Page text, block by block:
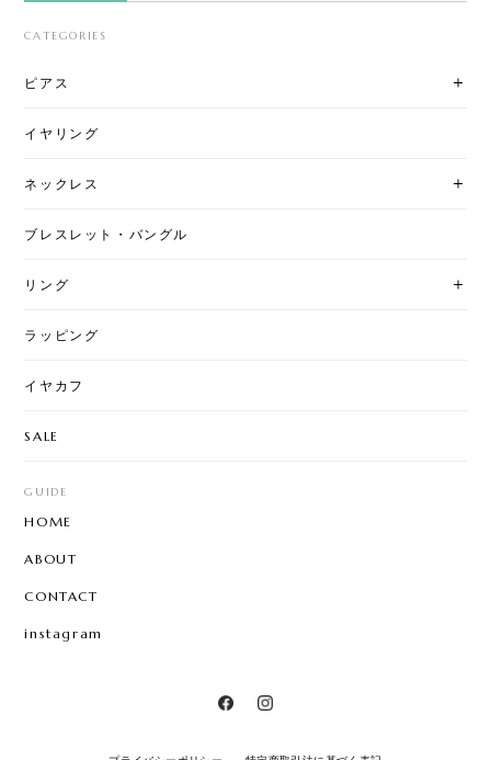
CATEGORIES
ピアス
イヤリング
ネックレス
ブレスレット・バングル
リング
ラッピング
イヤカフ
SALE
GUIDE
HOME
ABOUT
CONTACT
instagram